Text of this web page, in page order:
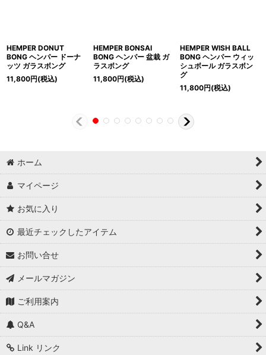
HEMPER DONUT
BONG ヘンパー ドーナ
ッツ ガラスボング
11,800円(税込)
HEMPER BONSAI
BONG ヘンパー 盆栽 ガ
ラスボング
11,800円(税込)
HEMPER WISH BALL
BONG ヘンパー ウィッ
シュボール ガラスボン
グ
11,800円(税込)
ホーム
マイページ
お気に入り
最近チェックしたアイテム
お問い合せ
メールマガジン
ご利用案内
Q&A
Link リンク